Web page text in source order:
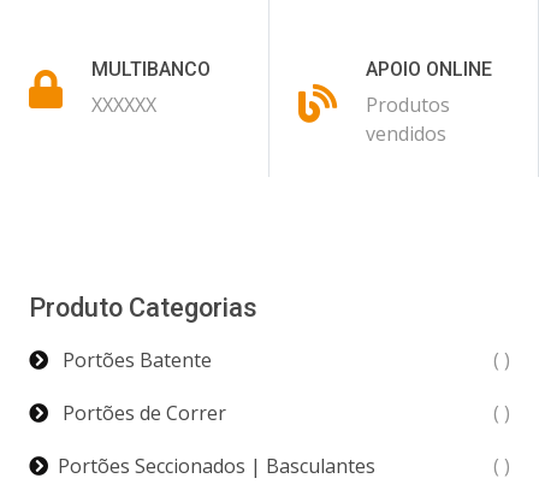
MULTIBANCO
XXXXXX
APOIO ONLINE
Produtos
vendidos
Produto Categorias
Portões Batente
( )
Portões de Correr
( )
Portões Seccionados | Basculantes
( )